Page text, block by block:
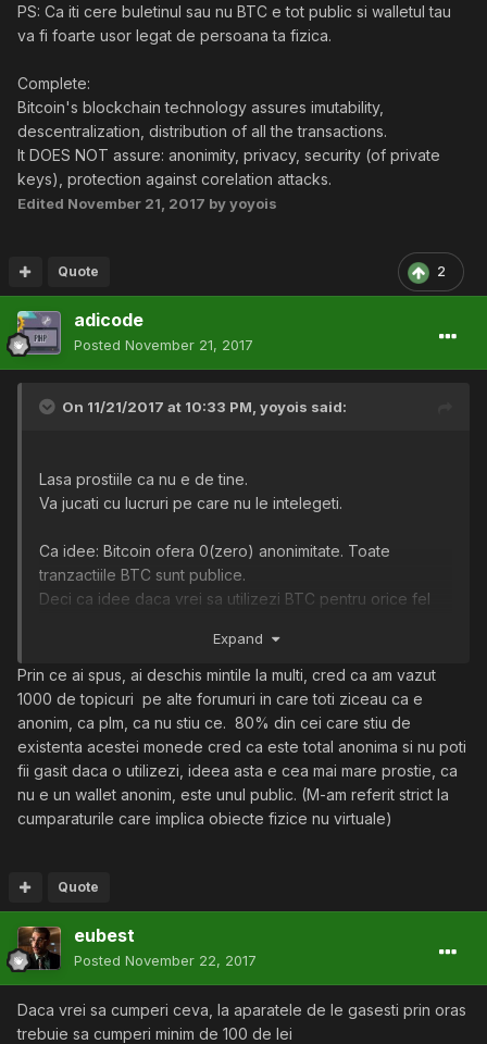
PS: Ca iti cere buletinul sau nu BTC e tot public si walletul tau
va fi foarte usor legat de persoana ta fizica.
Complete:
Bitcoin's blockchain technology assures imutability,
descentralization, distribution of all the transactions.
It DOES NOT assure: anonimity, privacy, security (of private
keys), protection against corelation attacks.
Edited November 21, 2017 by yoyois
2
Quote
adicode
Posted November 21, 2017
On 11/21/2017 at 10:33 PM, yoyois said:
Lasa prostiile ca nu e de tine.
Va jucati cu lucruri pe care nu le intelegeti.
Ca idee: Bitcoin ofera 0(zero) anonimitate. Toate
tranzactiile BTC sunt publice.
Deci ca idee daca vrei sa utilizezi BTC pentru orice fel
Daca vrei anonimitate zkSNARKS in Monero sau scheme
de spalat bani Multi-level. (Banuiesc ca te depasesc
tare).
PS: Ca iti cere buletinul sau nu BTC e tot public si walletul
tau va fi foarte usor legat de persoana ta fizica.
descentralization, distribution of all the transactions.
It DOES NOT assure: anonimity, privacy, security (of
private keys), protection against corelation attacks.
Expand
Prin ce ai spus, ai deschis mintile la multi, cred ca am vazut
1000 de topicuri pe alte forumuri in care toti ziceau ca e
anonim, ca plm, ca nu stiu ce. 80% din cei care stiu de
existenta acestei monede cred ca este total anonima si nu poti
fii gasit daca o utilizezi, ideea asta e cea mai mare prostie, ca
nu e un wallet anonim, este unul public. (M-am referit strict la
cumparaturile care implica obiecte fizice nu virtuale)
Quote
eubest
Posted November 22, 2017
Daca vrei sa cumperi ceva, la aparatele de le gasesti prin oras
trebuie sa cumperi minim de 100 de lei